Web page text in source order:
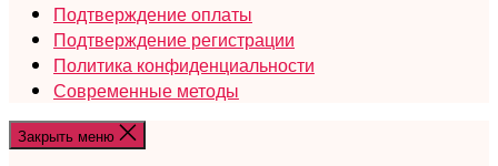
Подтверждение оплаты
Подтверждение регистрации
Политика конфиденциальности
Современные методы
Закрыть меню